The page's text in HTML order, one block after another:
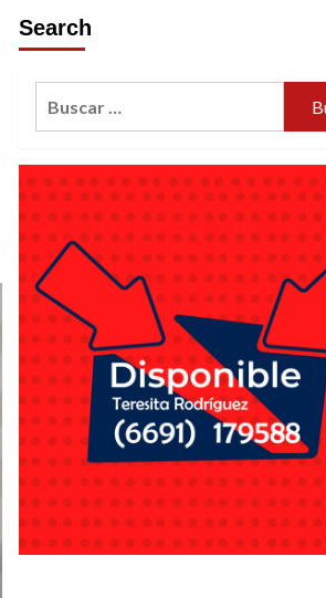
Search